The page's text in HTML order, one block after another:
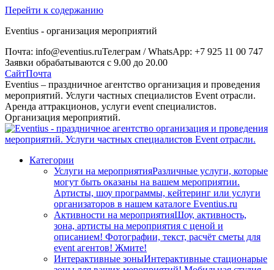
Перейти к содержанию
Eventius - организация мероприятий
Почта: info@eventius.ruТелеграм / WhatsApp: +7 925 11 00 747
Заявки обрабатываются с 9.00 до 20.00
СайтПочта
Eventius – праздничное агентство организация и проведения
мероприятий. Услуги частных специалистов Event отрасли.
Аренда аттракционов, услуги event специалистов.
Организация мероприятий.
Категории
Услуги на мероприятияРазличные услуги, которые
могут быть оказаны на вашем мероприятии.
Артисты, шоу программы, кейтеринг или услуги
организаторов в нашем каталоге Eventius.ru
Активности на мероприятияШоу, активность,
зона, артисты на мероприятия с ценой и
описанием! Фотографии, текст, расчёт сметы для
event агентов! Жмите!
Интерактивные зоныИнтерактивные стационарые